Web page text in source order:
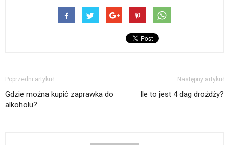
Poprzedni artykuł
Gdzie można kupić zaprawka do
alkoholu?
Następny artykuł
Ile to jest 4 dag drożdży?